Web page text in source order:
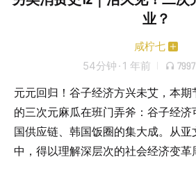
业？
咸柠七
54分钟 · 1 年前 7997
元元回归！谷子经济方兴未艾，本
的三次元麻瓜在班门弄斧：谷子经济
国供应链、韩国饭圈的集大成。从
中，得以理解深层次的社会经济变革